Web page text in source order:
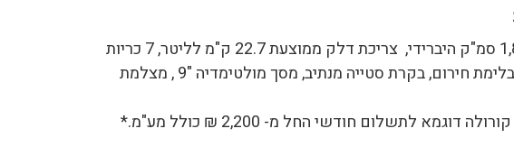
מחיר מחירון 157,990 ₪,בעלת מנוע 1,800 סמ"ק היברידי, צריכת דלק ממוצעת 22.7 ק"מ לליטר, 7 כריות
אוויר, זיהוי הולכי רגל ודו גלגלי והפעלת בלימת חירום, בקרת סטייה מנתיב, מסך מולטימדיה "9 , מצלמת
לתשלום חודשי החל מ- 2,200 ₪ כולל מע"מ.*